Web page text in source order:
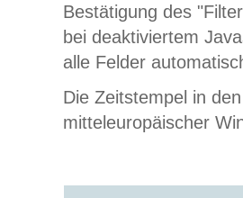
Bestätigung des
bei deaktiviertem
alle Felder
Die Zeitstempel in
mitteleuropäischer